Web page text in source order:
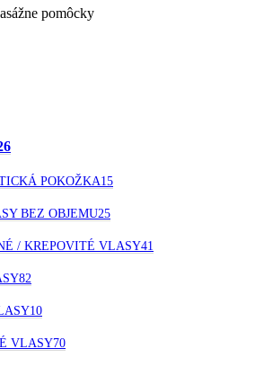
pomôcky
POKOŽKA15
BEZ OBJEMU25
/ KREPOVITÉ VLASY41
82
10
VLASY70